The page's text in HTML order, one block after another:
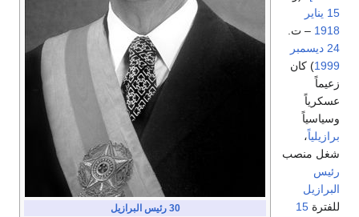
30 رئيس البرازيل
15 يناير
1918 – ت.
24 ديسمبر
1999) كان
زعيماً
عسكرياً
وسياسياً
برازيلياً،
شغل منصب
رئيس
البرازيل
للفترة 15